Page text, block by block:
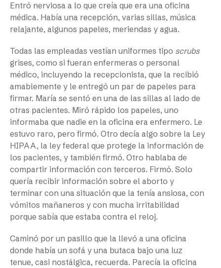
Entró nerviosa a lo que creía que era una oficina
médica. Había una recepción, varias sillas, música
relajante, algunos papeles, meriendas y agua.
Todas las empleadas vestían uniformes tipo scrubs
grises, como si fueran enfermeras o personal
médico, incluyendo la recepcionista, que la recibió
amablemente y le entregó un par de papeles para
firmar. María se sentó en una de las sillas al lado de
otras pacientes. Miró rápido los papeles, uno
informaba que nadie en la oficina era enfermero. Le
estuvo raro, pero firmó. Otro decía algo sobre la Ley
HIPAA, la ley federal que protege la información de
los pacientes, y también firmó. Otro hablaba de
compartir información con terceros. Firmó. Solo
quería recibir información sobre el aborto y
terminar con una situación que la tenía ansiosa, con
vómitos mañaneros y con mucha irritabilidad
porque sabía que estaba contra el reloj.
Caminó por un pasillo que la llevó a una oficina
donde había un sofá y una butaca bajo una luz
tenue, casi nostálgica, recuerda. Parecía la oficina